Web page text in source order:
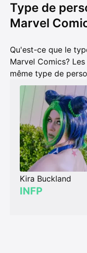
Type de
Marvel
Qu'est-ce que le
Marvel Comics?
même type de
Kira Buckland
INFP